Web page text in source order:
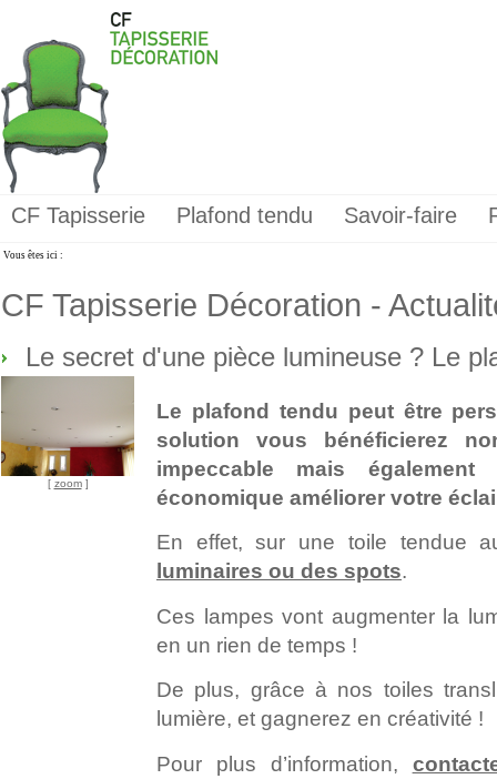
CF Tapisserie Plafond tendu Savoir-faire
Vous êtes ici :
CF Tapisserie Décoration -
Le secret d'une pièce lumineuse ? Le
[ zoom]
Le plafond tendu peut être
solution vous bénéficierez
impeccable mais
économique améliorer votre
En effet, sur une toile tendue
luminaires ou des spots.
Ces lampes vont augmenter la
en un rien de temps !
De plus, grâce à nos toiles
lumière, et gagnerez en créativité !
Pour plus d’information,